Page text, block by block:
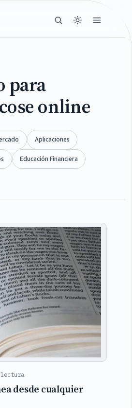
para
online
Aplicaciones
Educación Financiera
desde cualquier